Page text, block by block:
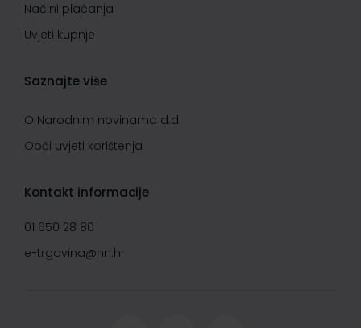
Načini plaćanja
Uvjeti kupnje
Saznajte više
O Narodnim novinama d.d.
Opći uvjeti korištenja
Kontakt informacije
01 650 28 80
e-trgovina@nn.hr